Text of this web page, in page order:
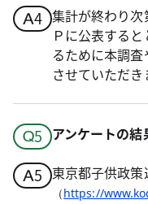
集計が終わり
Ｐに公表する
るために本調
させていただき
アンケートの結
東京都子供政
（https://